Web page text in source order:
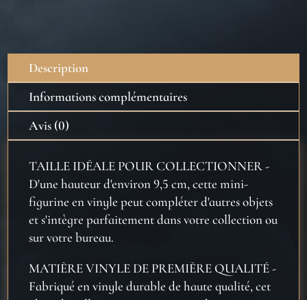
Hermione
Granger
Description
Informations complémentaires
Avis (0)
TAILLE IDÉALE POUR COLLECTIONNER -
D'une hauteur d'environ 9,5 cm, cette mini-
figurine en vinyle peut compléter d'autres objets
et s'intègre parfaitement dans votre collection ou
sur votre bureau.
MATIÈRE VINYLE DE PREMIÈRE QUALITÉ -
Fabriqué en vinyle durable de haute qualité, cet